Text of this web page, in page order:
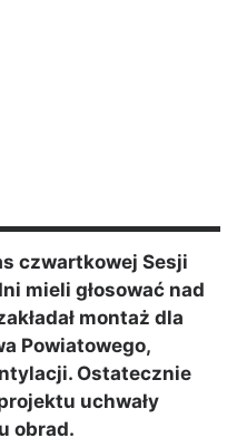
czwartkowej Sesji
mieli głosować nad
montaż dla
Powiatowego,
Ostatecznie
uchwały
obrad.